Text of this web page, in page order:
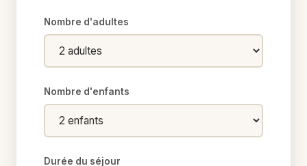
Nombre d'adultes
Nombre d'enfants
Durée du séjour